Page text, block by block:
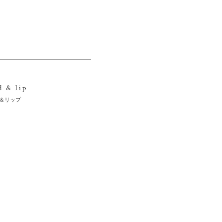
& lip
リップ